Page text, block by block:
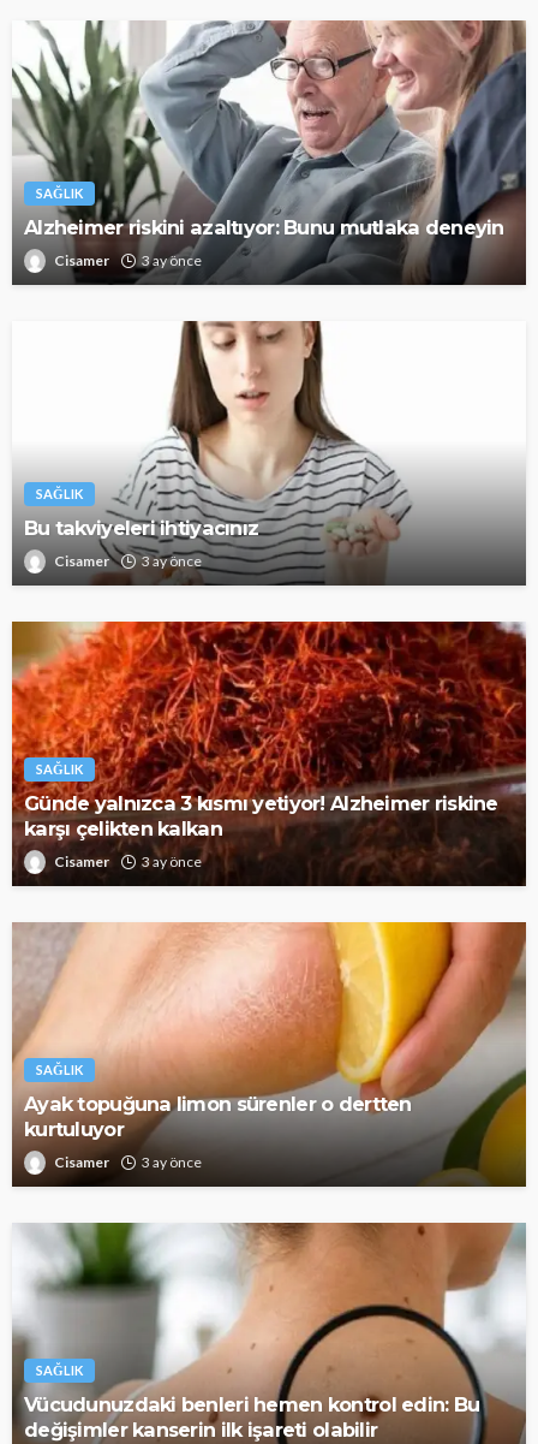
SAĞLIK
Alzheimer riskini azaltıyor: Bunu mutlaka deneyin
Cisamer 3 ay önce
SAĞLIK
Bu takviyeleri ihtiyacınız
Cisamer 3 ay önce
SAĞLIK
Günde yalnızca 3 kısmı yetiyor! Alzheimer riskine
karşı çelikten kalkan
Cisamer 3 ay önce
SAĞLIK
Ayak topuğuna limon sürenler o dertten
kurtuluyor
Cisamer 3 ay önce
SAĞLIK
Vücudunuzdaki benleri hemen kontrol edin: Bu
değişimler kanserin ilk işareti olabilir